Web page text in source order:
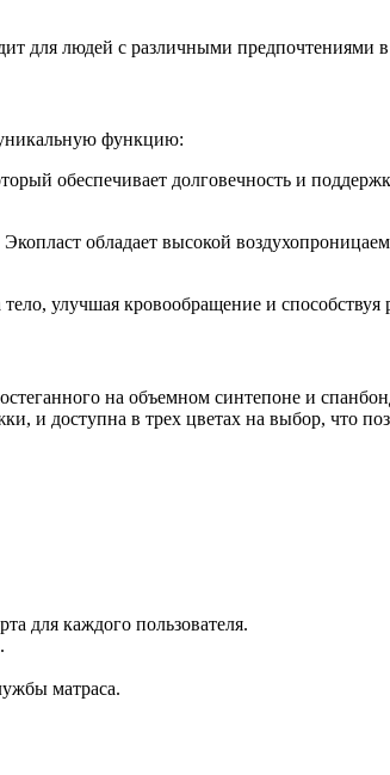
людей с различными предпочтениями в
функцию:
обеспечивает долговечность и
обладает высокой
улучшая кровообращение и
на объемном синтепоне и
и доступна в трех цветах на выбор, что
для каждого пользователя.
матраса.